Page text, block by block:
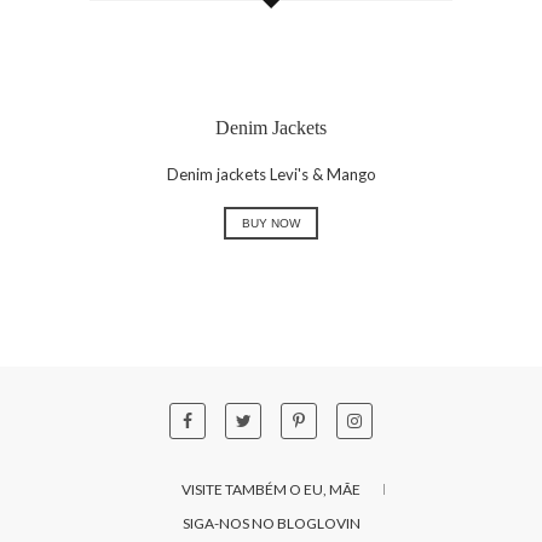
Denim Jackets
Denim jackets Levi's & Mango
BUY NOW
VISITE TAMBÉM O EU, MÃE
SIGA-NOS NO BLOGLOVIN